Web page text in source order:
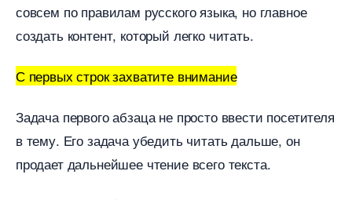
совсем по правилам русского языка, но главное
создать контент, который легко читать.
С первых строк захватите внимание
Задача первого абзаца не просто ввести посетителя
тему. Его задача убедить читать дальше, он
продает дальнейшее чтение всего текста.